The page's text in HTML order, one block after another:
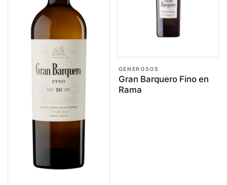
GENEROSOS
Gran Barquero Fino en
Rama